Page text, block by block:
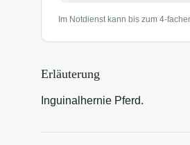
Im Notdienst kann bis zum 4-
Erläuterung
Inguinalhernie Pferd.